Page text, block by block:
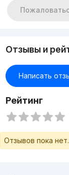
Отзывы и
Написать
Рейтинг
Отзывов пока